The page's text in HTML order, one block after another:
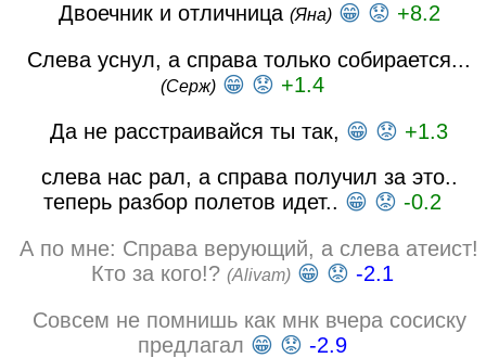
Двоечник и отличница (Яна) 😁 😟 +8.2
Слева уснул, а справа только собирается...
(Серж) 😁 😟 +1.4
Да не расстраивайся ты так, 😁 😟 +1.3
слева нас рал, а справа получил за это..
теперь разбор полетов идет.. 😁 😟 -0.2
А по мне: Справа верующий, а слева атеист!
Кто за кого!? (Alivam) 😁 😟 -2.1
Совсем не помнишь как мнк вчера сосиску
предлагал 😁 😟 -2.9